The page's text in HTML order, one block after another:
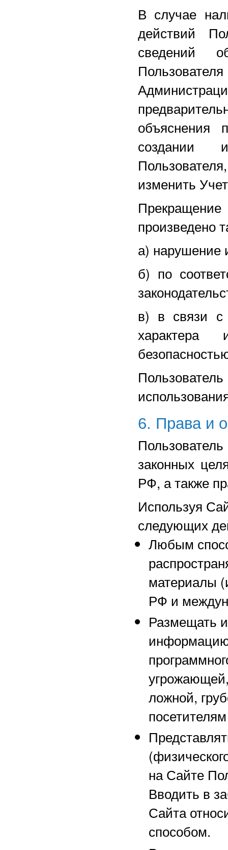
В случае
действий
сведений
объяснения
создании
изменить
произведено
а) нарушение
б) по
в) в связи с
характера
6. Права и
законных
РФ, а также
Используя
следующих
Любым
материалы
РФ и
Размещать
информацию
ложной,
на Сайте
Вводить в
Сайта
способом.